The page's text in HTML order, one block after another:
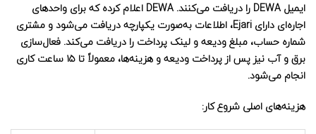
ایمیل DEWA را دریافت می‌کنند. DEWA اعلام کرده که برای واحدهای
اجاره‌ای دارای Ejari، اطلاعات به‌صورت یکپارچه دریافت می‌شود و مشتری
شماره حساب، مبلغ ودیعه و لینک پرداخت را دریافت می‌کند. فعال‌سازی
برق و آب نیز پس از پرداخت ودیعه و هزینه‌ها، معمولاً تا ۱۵ ساعت کاری
انجام می‌شود.
هزینه‌های اصلی شروع کار: